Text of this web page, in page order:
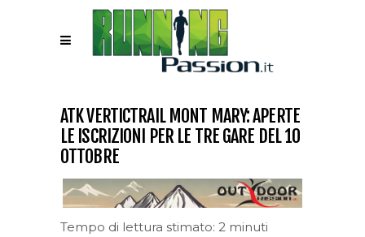
ATK VERTICTRAIL MONT MARY: APERTE
LE ISCRIZIONI PER LE TRE GARE DEL 10
OTTOBRE
Tempo di lettura stimato: 2 minuti